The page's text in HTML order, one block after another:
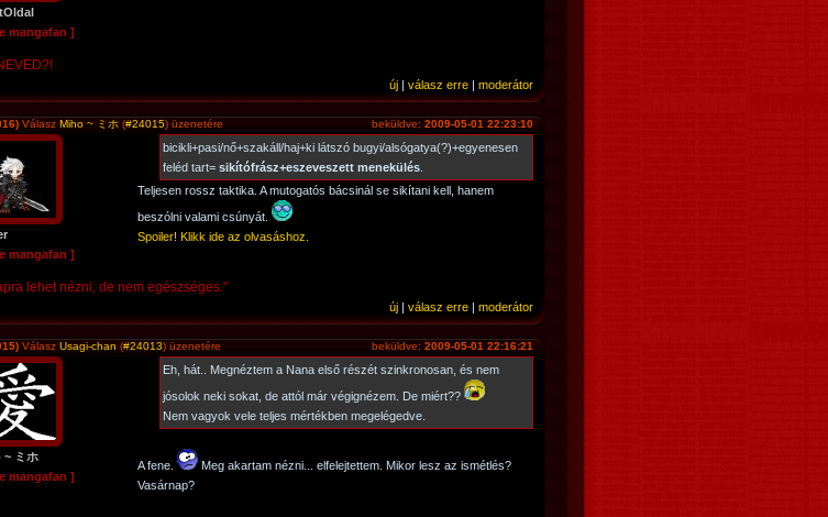
mangafan ]
új | válasz erre | moderátor
beküldve: 2009-05-01 22:23:10
Válasz Miho ~ ミホ (#24015) üzenetére
mangafan ]
bicikli+pasi/nő+szakáll/haj+ki látszó bugyi/alsógatya(?)+egyenesen
feléd tart= sikítófrász+eszeveszett menekülés
Teljesen rossz taktika. A mutogatós bácsinál se sikítani kell, hanem
beszólni valami csúnyát.
Spoiler! Klikk ide az olvasáshoz.
lehet nézni, de nem egészséges."
új | válasz erre | moderátor
beküldve: 2009-05-01 22:16:21
Válasz Usagi-chan (#24013) üzenetére
~ ミホ
mangafan ]
Eh, hát.. Megnéztem a Nana első részét szinkronosan, és nem
jósolok neki sokat, de attól már végignézem. De miért??
Nem vagyok vele teljes mértékben megelégedve.
A fene.
Meg akartam nézni... elfelejtettem. Mikor lesz az ismétlés?
Vasárnap?